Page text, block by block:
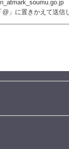
」に置きかえて送信